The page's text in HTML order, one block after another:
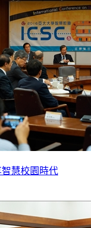
慧校園時代